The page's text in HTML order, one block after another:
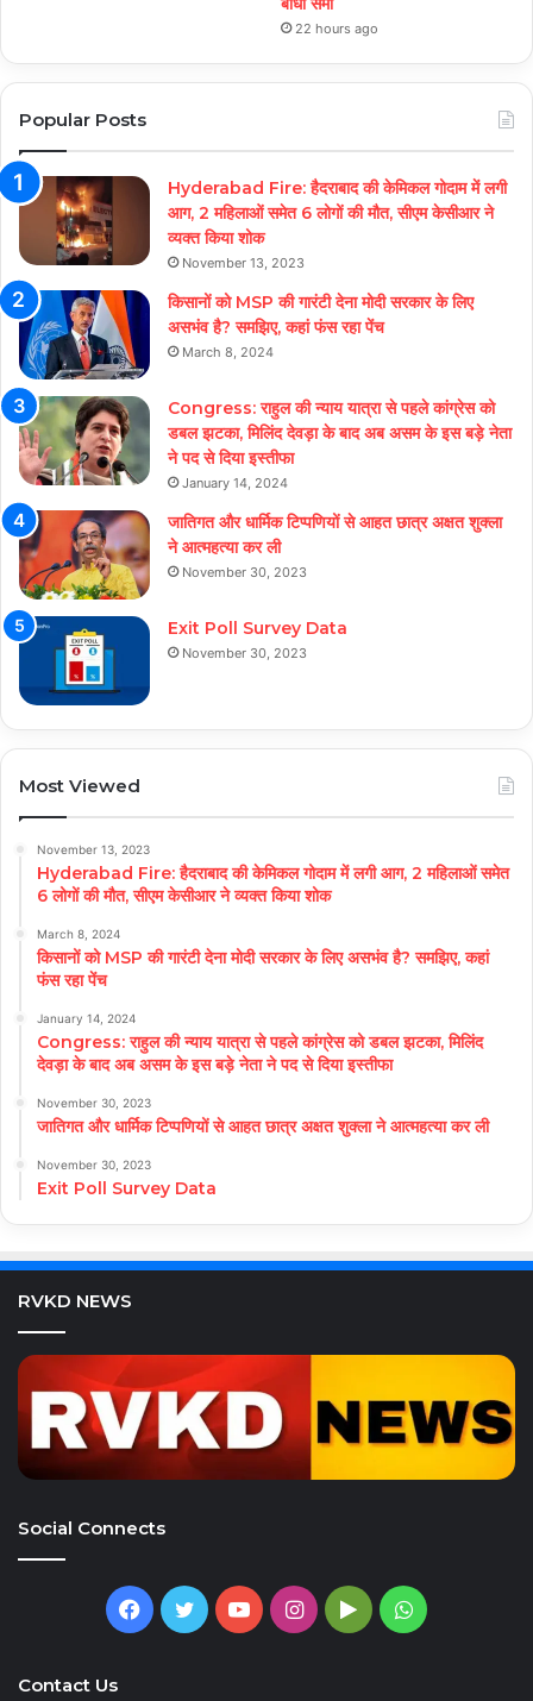
22 hours ago
Popular Posts
Hyderabad Fire: हैदराबाद की केमिकल गोदाम में लगी
आग, 2 महिलाओं समेत 6 लोगों की मौत, सीएम केसीआर ने
व्यक्त किया शोक
November 13, 2023
किसानों को MSP की गारंटी देना मोदी सरकार के लिए
असभंव है? समझिए, कहां फंस रहा पेंच
March 8, 2024
Congress: राहुल की न्याय यात्रा से पहले कांग्रेस को
डबल झटका, मिलिंद देवड़ा के बाद अब असम के इस बड़े नेता
ने पद से दिया इस्तीफा
January 14, 2024
जातिगत और धार्मिक टिप्पणियों से आहत छात्र अक्षत शुक्ला
ने आत्महत्या कर ली
November 30, 2023
Exit Poll Survey Data
November 30, 2023
Most Viewed
November 13, 2023
Hyderabad Fire: हैदराबाद की केमिकल गोदाम में लगी आग, 2 महिलाओं समेत
6 लोगों की मौत, सीएम केसीआर ने व्यक्त किया शोक
March 8, 2024
किसानों को MSP की गारंटी देना मोदी सरकार के लिए असभंव है? समझिए, कहां
फंस रहा पेंच
January 14, 2024
Congress: राहुल की न्याय यात्रा से पहले कांग्रेस को डबल झटका, मिलिंद
देवड़ा के बाद अब असम के इस बड़े नेता ने पद से दिया इस्तीफा
November 30, 2023
जातिगत और धार्मिक टिप्पणियों से आहत छात्र अक्षत शुक्ला ने आत्महत्या कर ली
November 30, 2023
Exit Poll Survey Data
RVKD NEWS
Social Connects
Facebook
TwitterYouTubeInstagram
GoogleWhatsApp
Contact Us